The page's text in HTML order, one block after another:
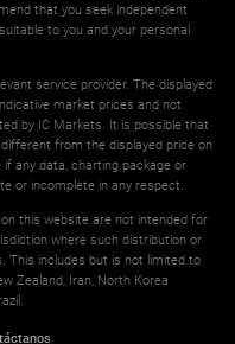
that you seek independent
to you and your personal
service provider. The displayed
market prices and not
by IC Markets. It is possible that
from the displayed price on
any data, charting package or
or incomplete in any respect.
this website are not intended for
where such distribution or
This includes but is not limited to
Zealand, Iran, North Korea